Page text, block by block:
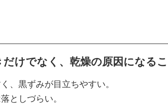
けでなく、乾燥の原因になるこ
、黒ずみが目立ちやすい。
としづらい。